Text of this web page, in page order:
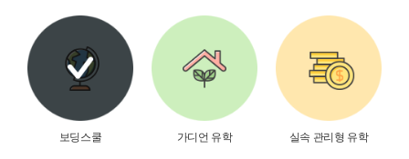
보딩스쿨 가디언 유학 실속 관리형 유학